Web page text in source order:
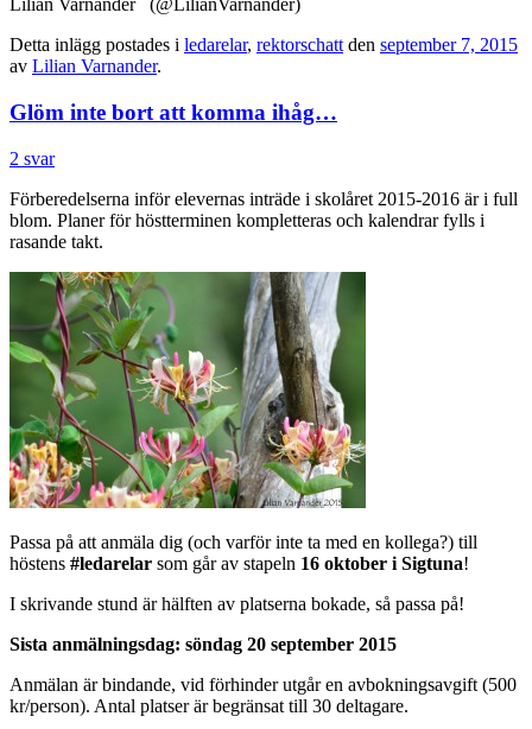
Lilian Varnander (@LilianVarnander)
Detta inlägg postades i ledarelar, rektorschatt den september 7, 2015
av Lilian Varnander.
Glöm inte bort att komma ihåg…
2 svar
Förberedelserna inför elevernas inträde i skolåret 2015-2016 är i full
blom. Planer för höstterminen kompletteras och kalendrar fylls i
rasande takt.
Passa på att anmäla dig (och varför inte ta med en kollega?) till
höstens #ledarelar som går av stapeln 16 oktober i Sigtuna!
I skrivande stund är hälften av platserna bokade, så passa på!
Sista anmälningsdag: söndag 20 september 2015
Anmälan är bindande, vid förhinder utgår en avbokningsavgift (500
kr/person). Antal platser är begränsat till 30 deltagare.